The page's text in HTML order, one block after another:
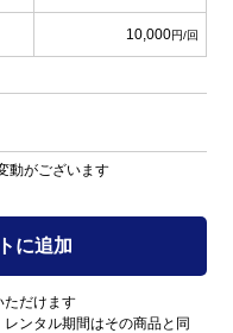
10,000円/回
動がございます
に追加
だけます
レンタル期間はその商品と同